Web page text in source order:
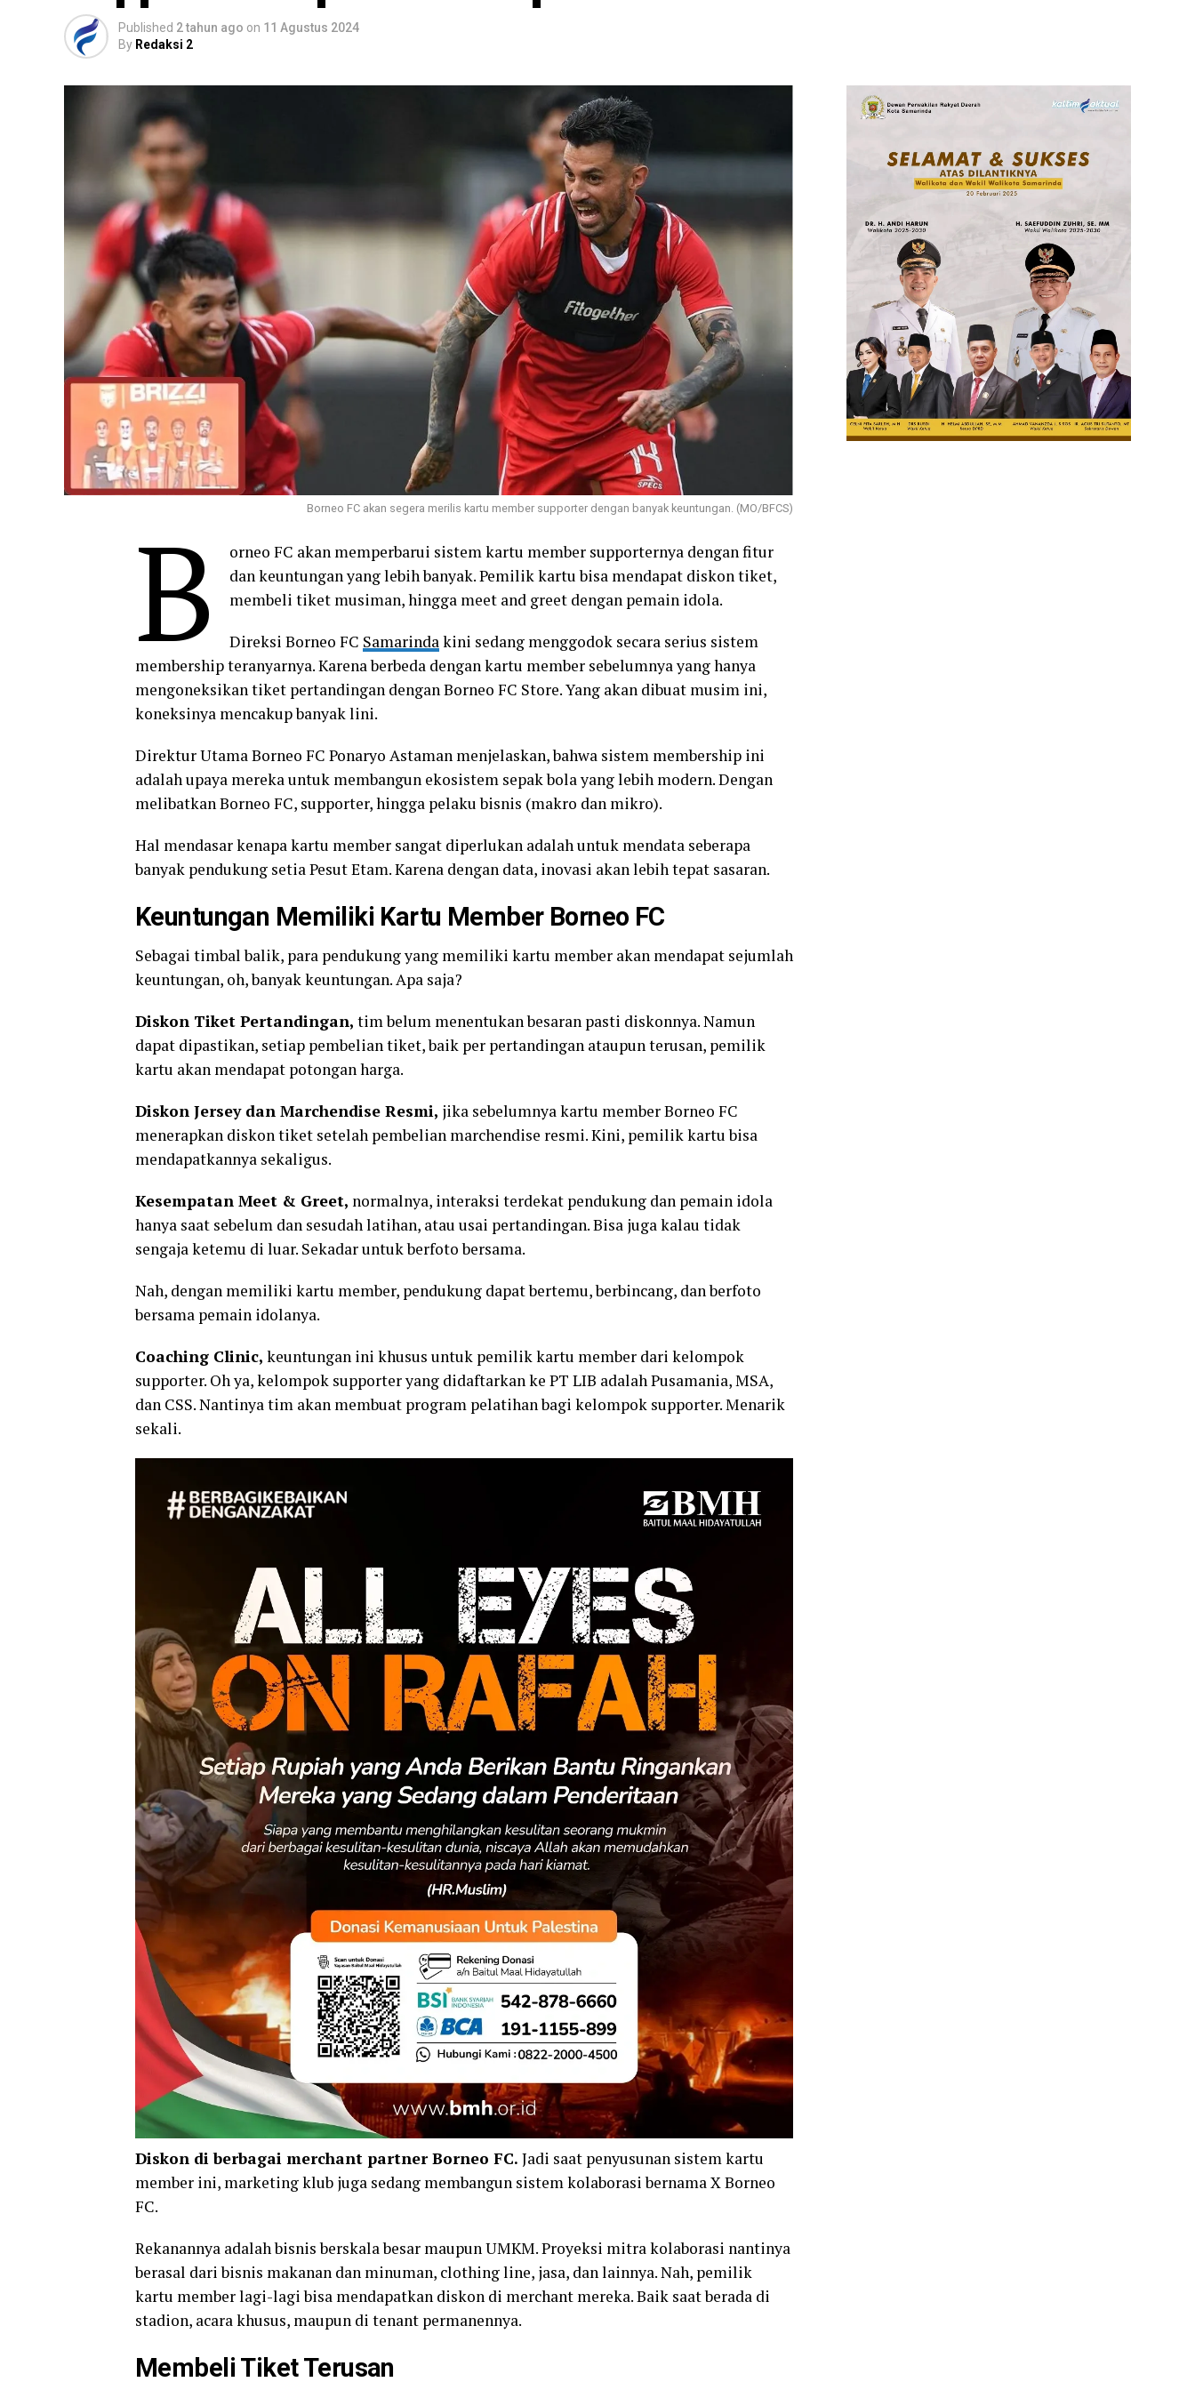
Published 2 tahun ago on 11 Agustus 2024
By Redaksi 2
Borneo FC akan segera merilis kartu member supporter dengan banyak keuntungan. (MO/BFCS)
B
orneo FC akan memperbarui sistem kartu member supporternya dengan fitur
dan keuntungan yang lebih banyak. Pemilik kartu bisa mendapat diskon tiket,
membeli tiket musiman, hingga meet and greet dengan pemain idola.
Direksi Borneo FC Samarindakini sedang menggodok secara serius sistem
membership teranyarnya. Karena berbeda dengan kartu member sebelumnya yang hanya
mengoneksikan tiket pertandingan dengan Borneo FC Store. Yang akan dibuat musim ini,
koneksinya mencakup banyak lini.
Direktur Utama Borneo FC Ponaryo Astaman menjelaskan, bahwa sistem membership ini
adalah upaya mereka untuk membangun ekosistem sepak bola yang lebih modern. Dengan
melibatkan Borneo FC, supporter, hingga pelaku bisnis (makro dan mikro).
Hal mendasar kenapa kartu member sangat diperlukan adalah untuk mendata seberapa
banyak pendukung setia Pesut Etam. Karena dengan data, inovasi akan lebih tepat sasaran.
Keuntungan Memiliki Kartu Member Borneo FC
Sebagai timbal balik, para pendukung yang memiliki kartu member akan mendapat sejumlah
keuntungan, oh, banyak keuntungan. Apa saja?
Diskon Tiket Pertandingan, tim belum menentukan besaran pasti diskonnya. Namun
dapat dipastikan, setiap pembelian tiket, baik per pertandingan ataupun terusan, pemilik
kartu akan mendapat potongan harga.
Diskon Jersey dan Marchendise Resmi, jika sebelumnya kartu member Borneo FC
menerapkan diskon tiket setelah pembelian marchendise resmi. Kini, pemilik kartu bisa
mendapatkannya sekaligus.
Kesempatan Meet & Greet, normalnya, interaksi terdekat pendukung dan pemain idola
hanya saat sebelum dan sesudah latihan, atau usai pertandingan. Bisa juga kalau tidak
sengaja ketemu di luar. Sekadar untuk berfoto bersama.
Nah, dengan memiliki kartu member, pendukung dapat bertemu, berbincang, dan berfoto
bersama pemain idolanya.
Coaching Clinic, keuntungan ini khusus untuk pemilik kartu member dari kelompok
supporter. Oh ya, kelompok supporter yang didaftarkan ke PT LIB adalah Pusamania, MSA,
dan CSS. Nantinya tim akan membuat program pelatihan bagi kelompok supporter. Menarik
sekali.
Diskon di berbagai merchant partner Borneo FC. Jadi saat penyusunan sistem kartu
member ini, marketing klub juga sedang membangun sistem kolaborasi bernama X Borneo
FC.
Rekanannya adalah bisnis berskala besar maupun UMKM. Proyeksi mitra kolaborasi nantinya
berasal dari bisnis makanan dan minuman, clothing line, jasa, dan lainnya. Nah, pemilik
kartu member lagi-lagi bisa mendapatkan diskon di merchant mereka. Baik saat berada di
stadion, acara khusus, maupun di tenant permanennya.
Membeli Tiket Terusan